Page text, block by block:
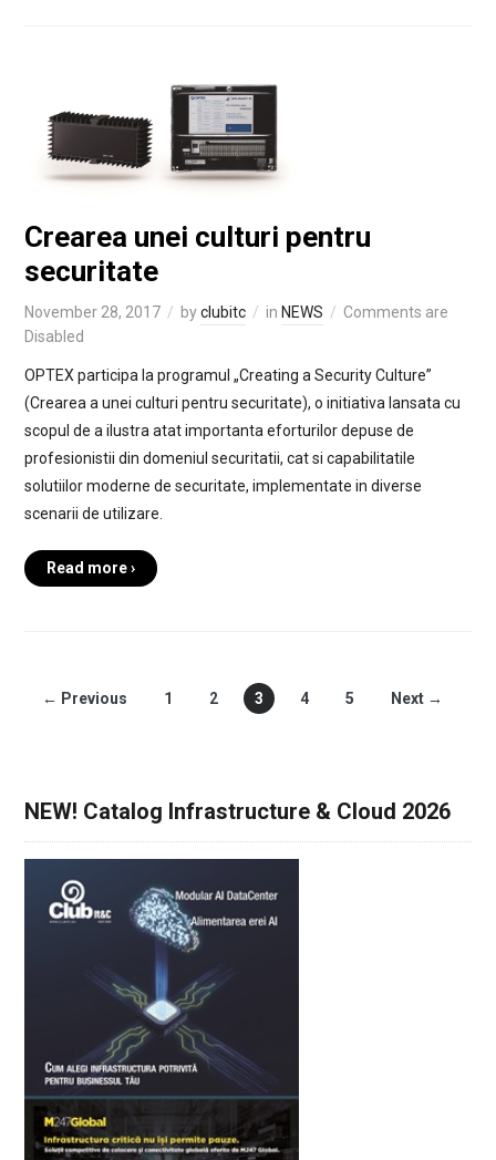
Crearea unei culturi pentru
securitate
November 28, 2017 byclubitc in NEWS
Comments are
Disabled
OPTEX participa la programul „Creating a Security Culture”
(Crearea a unei culturi pentru securitate), o initiativa lansata cu
scopul de a ilustra atat importanta eforturilor depuse de
profesionistii din domeniul securitatii, cat si capabilitatile
solutiilor moderne de securitate, implementate in diverse
scenarii de utilizare.
Read more ›
← Previous 1 2 3 4 5 Next →
NEW! Catalog Infrastructure & Cloud 2026